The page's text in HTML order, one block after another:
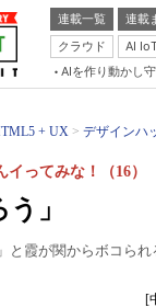
連載一覧 連載
クラウド
AI
AIを作り動かし
+ UX デザインハ
」
ってみな！（16）
と霞が関からボコら
[